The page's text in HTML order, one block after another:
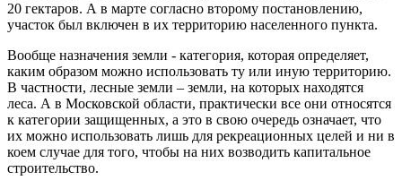
20 гектаров. А в марте согласно второму постановлению,
участок был включен в их территорию населенного пункта.
Вообще назначения земли - категория, которая определяет,
каким образом можно использовать ту или иную территорию.
В частности, лесные земли – земли, на которых находятся
леса. А в Московской области, практически все они относятся
к категории защищенных, а это в свою очередь означает, что
их можно использовать лишь для рекреационных целей и ни в
коем случае для того, чтобы на них возводить капитальное
строительство.